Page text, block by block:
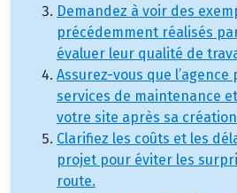
Demandez à voir des
précédemment réalisés
évaluer leur qualité de
Assurez-vous que l’agence
services de maintenance
votre site après sa
Clarifiez les coûts et les
projet pour éviter les
route.